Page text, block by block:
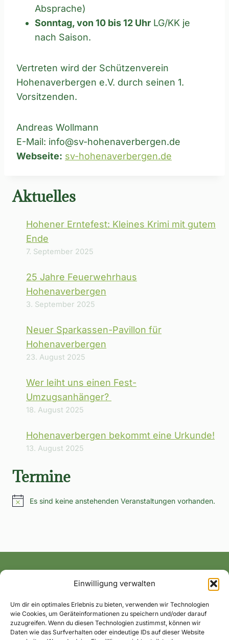
Einwilligung verwalten
Um dir ein optimales Erlebnis zu bieten, verwenden wir Technologien
wie Cookies, um Geräteinformationen zu speichern und/oder darauf
zuzugreifen. Wenn du diesen Technologien zustimmst, können wir
Daten wie das Surfverhalten oder eindeutige IDs auf dieser Website
Absprache)
Sonntag, von 10 bis 12 Uhr LG/KK je
nach Saison.
Vertreten wird der Schützenverein
Hohenaverbergen e.V. durch seinen 1.
Vorsitzenden.
Andreas Wollmann
E-Mail: info@sv-hohenaverbergen.de
Webseite: sv-hohenaverbergen.de
Aktuelles
Hohener Erntefest: Kleines Krimi mit gutem
Ende
7. September 2025
25 Jahre Feuerwehrhaus
Hohenaverbergen
3. September 2025
Neuer Sparkassen-Pavillon für
Hohenaverbergen
23. August 2025
Wer leiht uns einen Fest-
Umzugsanhänger?
18. August 2025
Hohenaverbergen bekommt eine Urkunde!
13. August 2025
Termine
HinweisEs sind keine anstehenden Veranstaltungen vorhanden.
Alle News und Termine ins Postfach!